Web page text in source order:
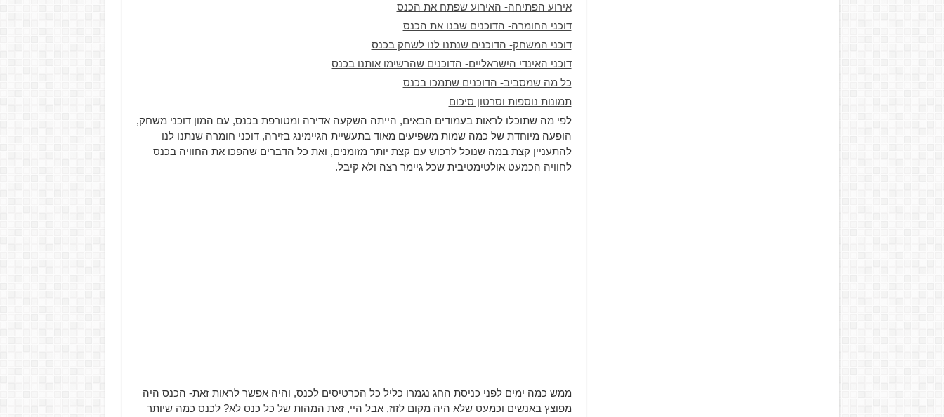
אירוע הפתיחה- האירוע שפתח את הכנס
דוכני החומרה- הדוכנים שבנו את הכנס
דוכני המשחק- הדוכנים שנתנו לנו לשחק בכנס
דוכני האינדי הישראליים- הדוכנים שהרשימו אותנו בכנס
כל מה שמסביב- הדוכנים שתמכו בכנס
תמונות נוספות וסרטון סיכום
לפי מה שתוכלו לראות בעמודים הבאים, הייתה השקעה אדירה ומטורפת בכנס, עם המון דוכני משחק,
הופעה מיוחדת של כמה שמות משפיעים מאוד בתעשיית הגיימינג בזירה, דוכני חומרה שנתנו לנו
להתעניין קצת במה שנוכל לרכוש עם קצת יותר מזומנים, ואת כל הדברים שהפכו את החוויה בכנס
לחוויה הכמעט אולטימטיבית שכל גיימר רצה ולא קיבל.
ממש כמה ימים לפני כניסת החג נגמרו כליל כל הכרטיסים לכנס, והיה אפשר לראות זאת- הכנס היה
מפוצץ באנשים וכמעט שלא היה מקום לזוז, אבל היי, זאת המהות של כל כנס לא? לכנס כמה שיותר